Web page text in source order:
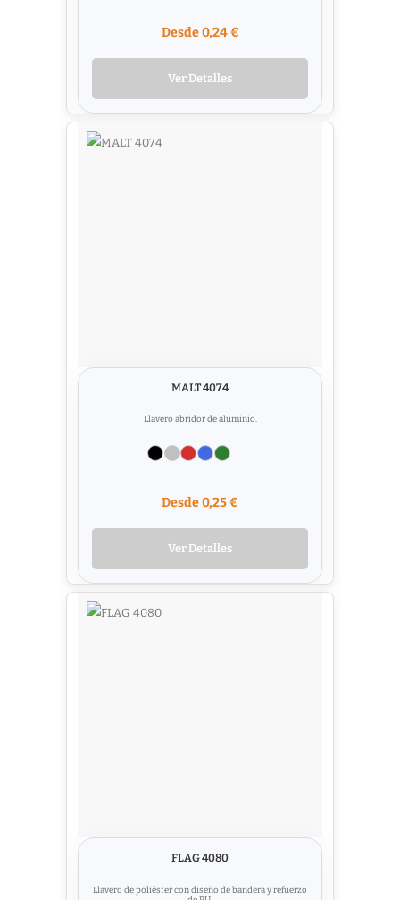
Desde 0,24 €
Ver Detalles
MALT 4074
Llavero abridor de aluminio.
Desde 0,25 €
Ver Detalles
FLAG 4080
Llavero de poliéster con diseño de bandera y refuerzo